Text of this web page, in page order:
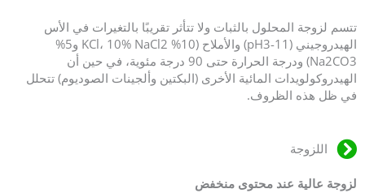
تتسم لزوجة المحلول بالثبات ولا تتأثر تقريبًا بالتغيرات في الأس
الهيدروجيني (pH3-11) والأملاح (10% KCl، 10% NaCl2 و5%
Na2CO3) ودرجة الحرارة حتى 90 درجة مئوية، في حين أن
الهيدروكولويدات المائية الأخرى (البكتين وألجينات الصوديوم) تتحلل
في ظل هذه الظروف.
اللزوجة
لزوجة عالية عند محتوى منخفض